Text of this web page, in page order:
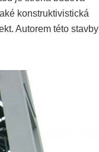
konstruktivistická
Autorem této stavby